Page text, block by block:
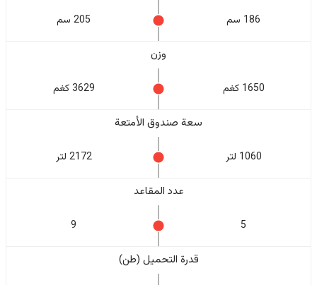
186 سم 205 سم
وزن
1650 كغم 3629 كغم
سعة صندوق الأمتعة
1060 لتر 2172 لتر
عدد المقاعد
5
9
قدرة التحميل (طن)